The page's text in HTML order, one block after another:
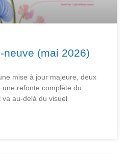
neuve (mai 2026)
mise à jour majeure, deux
refonte complète du
va au-delà du visuel